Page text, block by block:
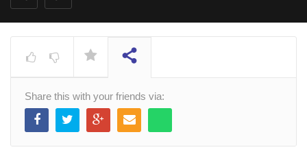
[REC] Representa! –
Share this with your friends via: